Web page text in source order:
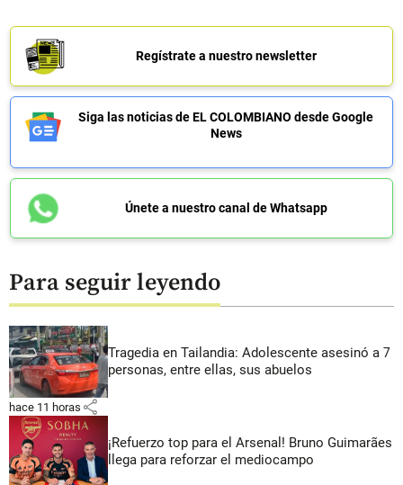
Regístrate a nuestro newsletter
Siga las noticias de EL COLOMBIANO desde Google
News
Únete a nuestro canal de Whatsapp
Para seguir leyendo
Tragedia en Tailandia: Adolescente asesinó a 7
personas, entre ellas, sus abuelos
hace 11 horas share
¡Refuerzo top para el Arsenal! Bruno Guimarães
llega para reforzar el mediocampo